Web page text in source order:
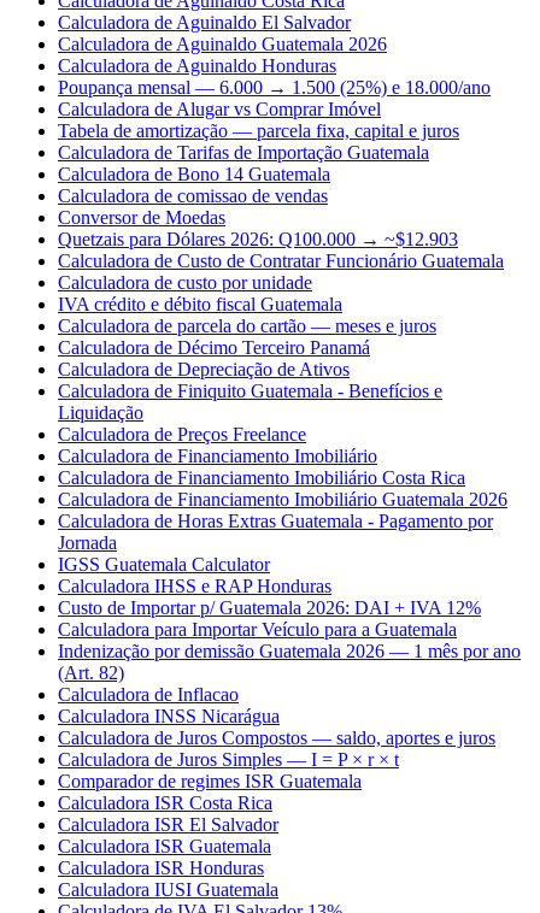
Calculadora de Aguinaldo El Salvador
Calculadora de Aguinaldo Guatemala 2026
Calculadora de Aguinaldo Honduras
Poupança mensal — 6.000 → 1.500 (25%) e 18.000/ano
Calculadora de Alugar vs Comprar Imóvel
Tabela de amortização — parcela fixa, capital e juros
Calculadora de Tarifas de Importação Guatemala
Calculadora de Bono 14 Guatemala
Calculadora de comissao de vendas
Conversor de Moedas
Quetzais para Dólares 2026: Q100.000 → ~$12.903
Calculadora de Custo de Contratar Funcionário Guatemala
Calculadora de custo por unidade
IVA crédito e débito fiscal Guatemala
Calculadora de parcela do cartão — meses e juros
Calculadora de Décimo Terceiro Panamá
Calculadora de Depreciação de Ativos
Calculadora de Finiquito Guatemala - Benefícios e
Liquidação
Calculadora de Preços Freelance
Calculadora de Financiamento Imobiliário
Calculadora de Financiamento Imobiliário Costa Rica
Calculadora de Financiamento Imobiliário Guatemala 2026
Calculadora de Horas Extras Guatemala - Pagamento por
Jornada
IGSS Guatemala Calculator
Calculadora IHSS e RAP Honduras
Custo de Importar p/ Guatemala 2026: DAI + IVA 12%
Calculadora para Importar Veículo para a Guatemala
Indenização por demissão Guatemala 2026 — 1 mês por ano
(Art. 82)
Calculadora de Inflacao
Calculadora INSS Nicarágua
Calculadora de Juros Compostos — saldo, aportes e juros
Calculadora de Juros Simples — I = P × r × t
Comparador de regimes ISR Guatemala
Calculadora ISR Costa Rica
Calculadora ISR El Salvador
Calculadora ISR Guatemala
Calculadora ISR Honduras
Calculadora IUSI Guatemala